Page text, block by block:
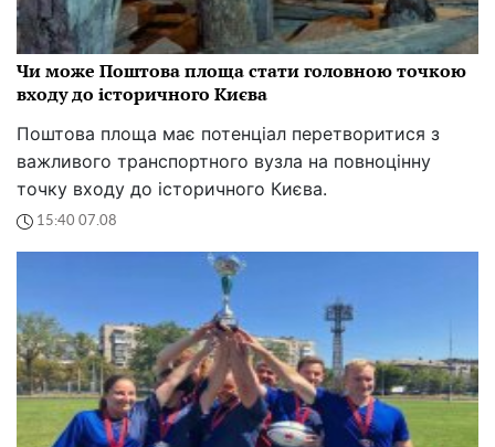
Чи може Поштова площа стати головною точкою
входу до історичного Києва
Поштова площа має потенціал перетворитися з
важливого транспортного вузла на повноцінну
точку входу до історичного Києва.
15:40 07.08